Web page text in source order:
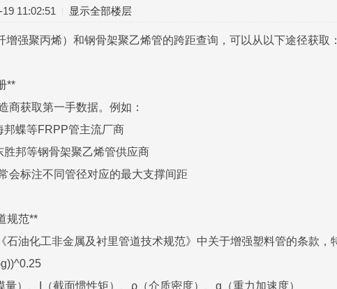
11:02:51 显示全部楼层
增强聚丙烯）和钢骨架聚乙烯管的跨距查询，可以从以下途径获取：
**
商获取第一手数据。例如：
邦蝶等FRPP管主流厂商
胜邦等钢骨架聚乙烯管供应商
会标注不同管径对应的最大支撑间距
规范**
石油化工非金属及衬里管道技术规范》中关于增强塑料管的条款，
量）、I（截面惯性矩）、ρ（介质密度）、g（重力加速度）